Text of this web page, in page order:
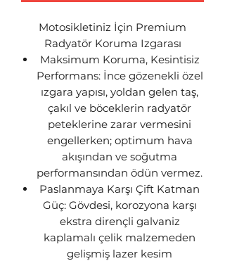
Motosikletiniz İçin Premium
Radyatör Koruma Izgarası
Maksimum Koruma, Kesintisiz
Performans: İnce gözenekli özel
ızgara yapısı, yoldan gelen taş,
çakıl ve böceklerin radyatör
peteklerine zarar vermesini
engellerken; optimum hava
akışından ve soğutma
performansından ödün vermez.
Paslanmaya Karşı Çift Katman
Güç: Gövdesi, korozyona karşı
ekstra dirençli galvaniz
kaplamalı çelik malzemeden
gelişmiş lazer kesim